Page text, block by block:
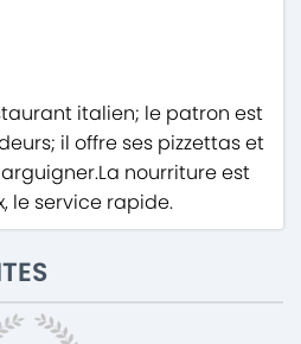
italien; le patron est
il offre ses pizzettas et
nourriture est
le service rapide.